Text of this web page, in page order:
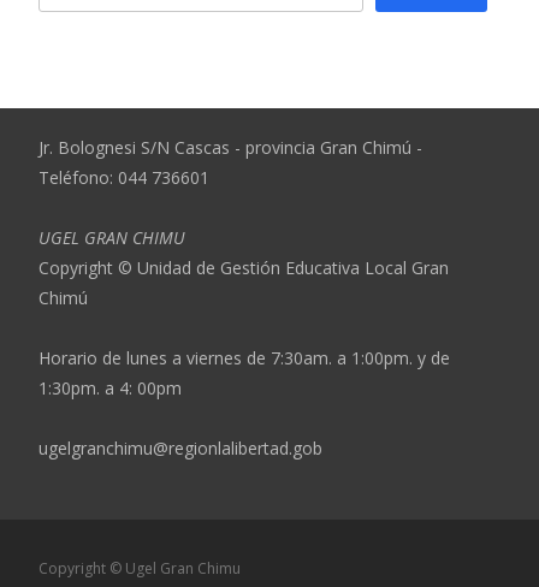
Jr. Bolognesi S/N Cascas - provincia Gran Chimú -
Teléfono: 044 736601
UGEL GRAN CHIMU
Copyright © Unidad de Gestión Educativa Local Gran
Chimú
Horario de lunes a viernes de 7:30am. a 1:00pm. y de
1:30pm. a 4: 00pm
ugelgranchimu@regionlalibertad.gob
Copyright © Ugel Gran Chimu